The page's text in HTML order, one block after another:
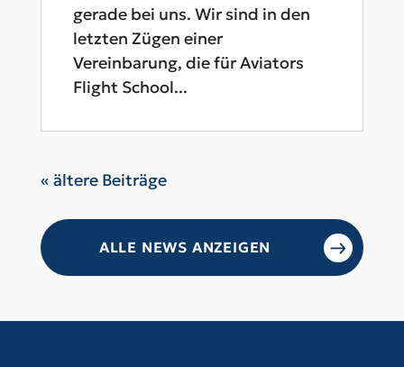
gerade bei uns. Wir sind in den
letzten Zügen einer
Vereinbarung, die für Aviators
Flight School...
« Ältere Einträge
ALLE NEWS ANZEIGEN